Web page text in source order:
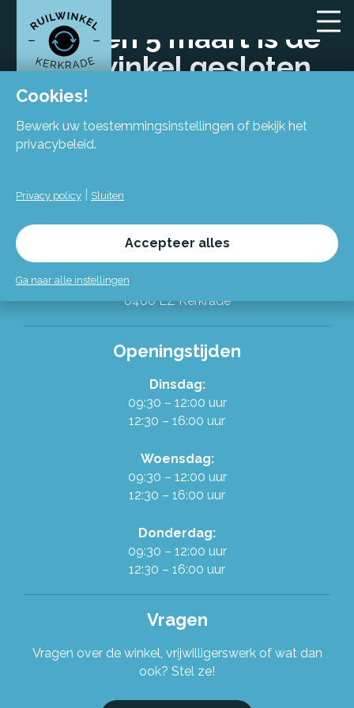
Alles over de Ruilwinkel
Werken in de Ruilwinkel
Stel je vraag!
Op 4 en 5 maart is de
Ruilwinkel gesloten
Flexiforum Kerkrade
Spekhofstraat 15
(bij binnenkomst grote trap omhoog)
6466 LZ Kerkrade
Openingstijden
Dinsdag:
09:30 – 12:00 uur
12:30 – 16:00 uur
Woensdag:
09:30 – 12:00 uur
12:30 – 16:00 uur
Donderdag:
09:30 – 12:00 uur
12:30 – 16:00 uur
Vragen
Vragen over de winkel, vrijwilligerswerk of wat dan
ook? Stel ze!
Cookies!
Bewerk uw toestemmingsinstellingen of bekijk het
privacybeleid.
Privacy policy Sluiten
Accepteer alles
Ga naar alle instellingen